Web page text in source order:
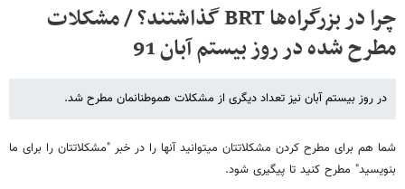
چرا در بزرگراه‌ها BRT گذاشتند؟ / مشکلات
مطرح شده در روز بیستم آبان 91
در روز بیستم آبان نیز تعداد دیگری از مشکلات هموطنانمان مطرح شد.
شما هم برای مطرح کردن مشکلاتتان میتوانید آنها را در خبر "مشکلاتتان را برای ما
بنویسید" مطرح کنید تا پیگیری شود.